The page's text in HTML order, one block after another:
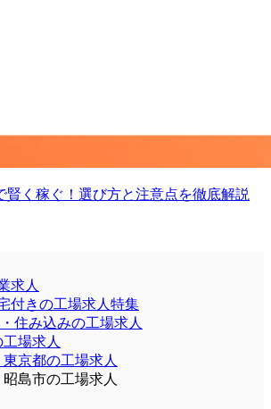
賢く稼ぐ！選び方と注意点を徹底解説
求人
付きの工場求人特集
住み込みの工場求人
場求人
京都の工場求人
島市の工場求人